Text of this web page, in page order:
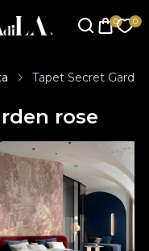
Tapet Secret
rose